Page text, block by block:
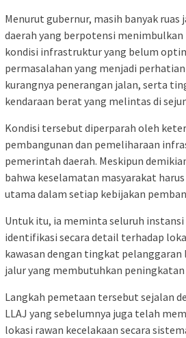
Menurut gubernur, masih banyak ruas
daerah yang berpotensi
kondisi infrastruktur yang belum
permasalahan yang menjadi
kurangnya penerangan jalan, serta
kendaraan berat yang melintas di
Kondisi tersebut diperparah oleh
pembangunan dan pemeliharaan
pemerintah daerah. Meskipun
bahwa keselamatan masyarakat
utama dalam setiap kebijakan
Untuk itu, ia meminta seluruh
identifikasi secara detail terhadap
kawasan dengan tingkat
jalur yang membutuhkan
Langkah pemetaan tersebut sejalan
LLAJ yang sebelumnya juga telah
lokasi rawan kecelakaan secara